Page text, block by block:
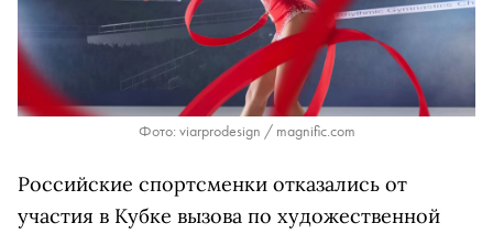
Фото: viarprodesign / magnific.com
Российские спортсменки отказались от
участия в Кубке вызова по художественной